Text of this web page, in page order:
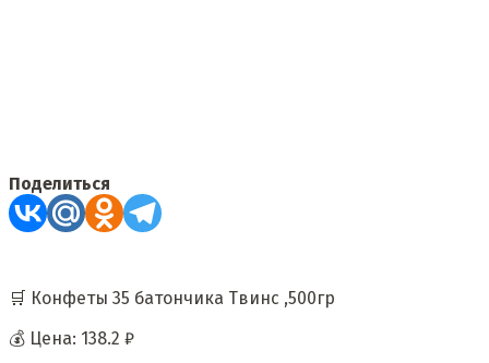
Поделиться
🛒 Конфеты 35 батончика Твинс ,500гр
💰 Цена: 138.2 ₽